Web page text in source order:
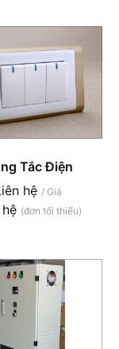
Tắc Điện
hệ / Giá
(đơn tối thiểu)